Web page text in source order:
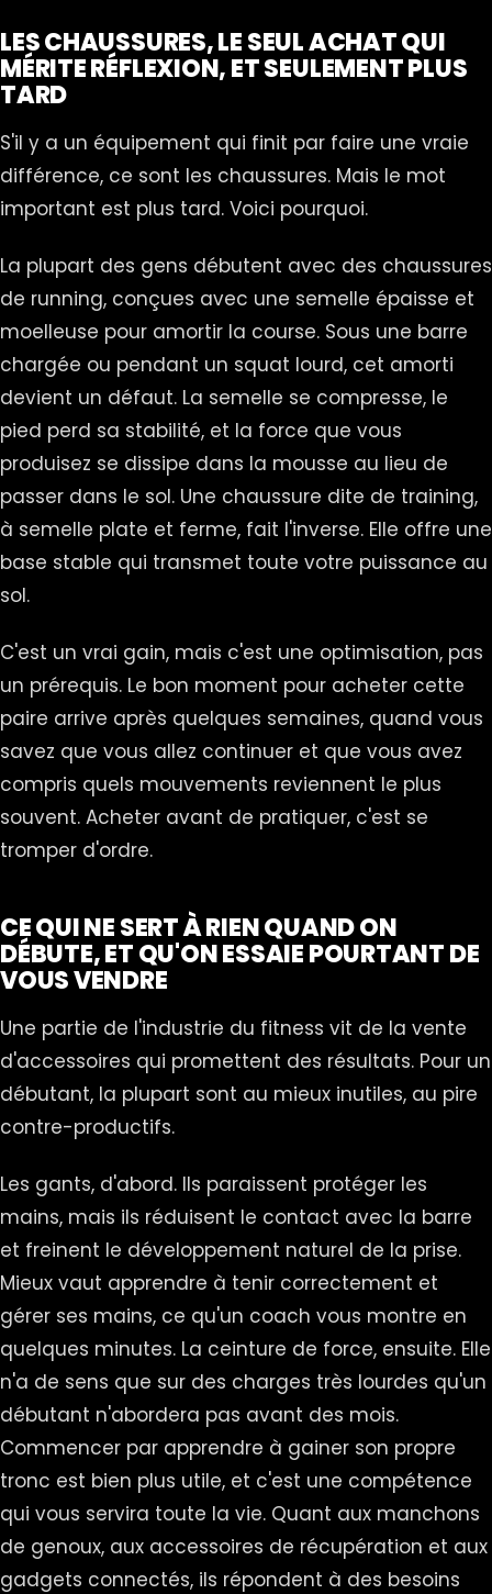
LES CHAUSSURES, LE SEUL ACHAT QUI
MÉRITE RÉFLEXION, ET SEULEMENT PLUS
TARD
S'il y a un équipement qui finit par faire une vraie
différence, ce sont les chaussures. Mais le mot
important est plus tard. Voici pourquoi.
La plupart des gens débutent avec des chaussures
de running, conçues avec une semelle épaisse et
moelleuse pour amortir la course. Sous une barre
chargée ou pendant un squat lourd, cet amorti
devient un défaut. La semelle se compresse, le
pied perd sa stabilité, et la force que vous
produisez se dissipe dans la mousse au lieu de
passer dans le sol. Une chaussure dite de training,
à semelle plate et ferme, fait l'inverse. Elle offre une
base stable qui transmet toute votre puissance au
sol.
C'est un vrai gain, mais c'est une optimisation, pas
un prérequis. Le bon moment pour acheter cette
paire arrive après quelques semaines, quand vous
savez que vous allez continuer et que vous avez
compris quels mouvements reviennent le plus
souvent. Acheter avant de pratiquer, c'est se
tromper d'ordre.
CE QUI NE SERT À RIEN QUAND ON
DÉBUTE, ET QU'ON ESSAIE POURTANT DE
VOUS VENDRE
Une partie de l'industrie du fitness vit de la vente
d'accessoires qui promettent des résultats. Pour un
débutant, la plupart sont au mieux inutiles, au pire
contre-productifs.
Les gants, d'abord. Ils paraissent protéger les
mains, mais ils réduisent le contact avec la barre
et freinent le développement naturel de la prise.
Mieux vaut apprendre à tenir correctement et
gérer ses mains, ce qu'un coach vous montre en
quelques minutes. La ceinture de force, ensuite. Elle
n'a de sens que sur des charges très lourdes qu'un
débutant n'abordera pas avant des mois.
Commencer par apprendre à gainer son propre
tronc est bien plus utile, et c'est une compétence
qui vous servira toute la vie. Quant aux manchons
de genoux, aux accessoires de récupération et aux
gadgets connectés, ils répondent à des besoins